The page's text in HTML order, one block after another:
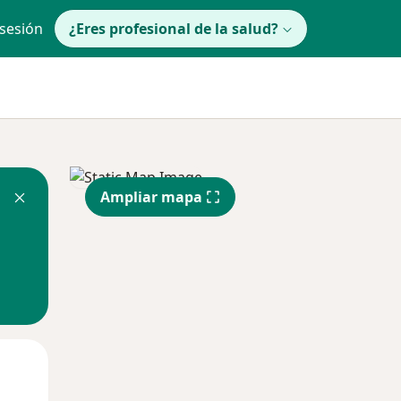
¿Eres profesional de la salud?
Ampliar mapa